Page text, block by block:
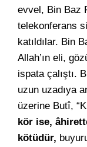
evvel, Bin Baz
telekonferans
katıldılar. Bin
Allah’ın eli,
ispata çalıştı.
uzun uzadıya
üzerine Butî,
kör ise,
kötüdür,